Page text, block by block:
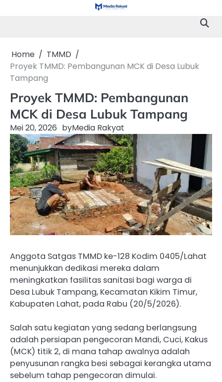
Home
TMMD
Proyek TMMD: Pembangunan MCK di Desa Lubuk
Tampang
Proyek TMMD: Pembangunan
MCK di Desa Lubuk Tampang
Mei 20, 2026 byMedia Rakyat
Anggota Satgas TMMD ke-128 Kodim 0405/Lahat
menunjukkan dedikasi mereka dalam
meningkatkan fasilitas sanitasi bagi warga di
Desa Lubuk Tampang, Kecamatan Kikim Timur,
Kabupaten Lahat, pada Rabu (20/5/2026).
Salah satu kegiatan yang sedang berlangsung
adalah persiapan pengecoran Mandi, Cuci, Kakus
(MCK) titik 2, di mana tahap awalnya adalah
penyusunan rangka besi sebagai kerangka utama
sebelum tahap pengecoran dimulai.